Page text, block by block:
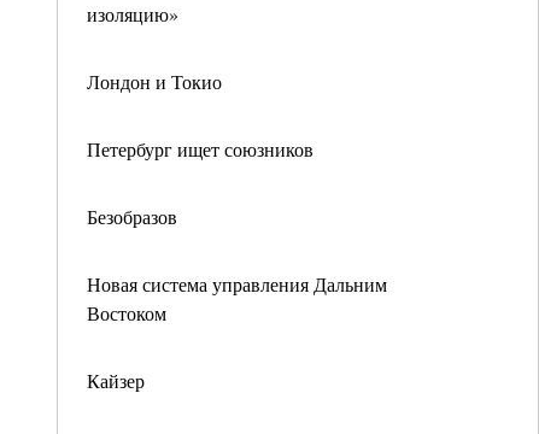
изоляцию»
Лондон и Токио
Петербург ищет союзников
Безобразов
Новая система управления Дальним
Востоком
Кайзер